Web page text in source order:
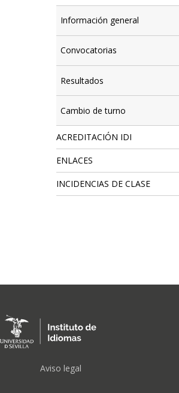
Información general
Convocatorias
Resultados
Cambio de turno
ACREDITACIÓN IDI
ENLACES
INCIDENCIAS DE CLASE
Aviso legal